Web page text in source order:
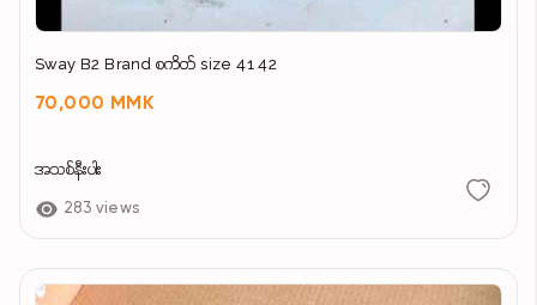
Sway B2 Brand စကိတ် size 41 42
70,000 MMK
အသစ်နီးပါး
283 views